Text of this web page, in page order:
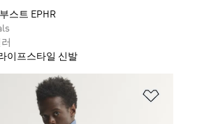
스트 EPHR
이프스타일 신발